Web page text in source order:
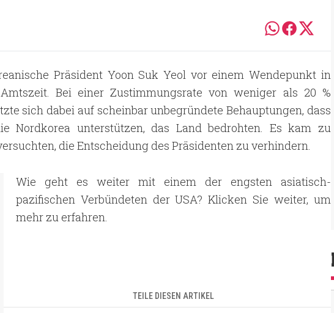
Präsident Yoon Suk Yeol vor einem Wendepunkt in
Bei einer Zustimmungsrate von weniger als 20 %
sich dabei auf scheinbar unbegründete Behauptungen, dass
Nordkorea unterstützen, das Land bedrohten. Es kam zu
die Entscheidung des Präsidenten zu verhindern.
Wie geht es weiter mit einem der engsten asiatisch-
pazifischen Verbündeten der USA? Klicken Sie weiter, um
mehr zu erfahren.
TEILE DIESEN ARTIKEL